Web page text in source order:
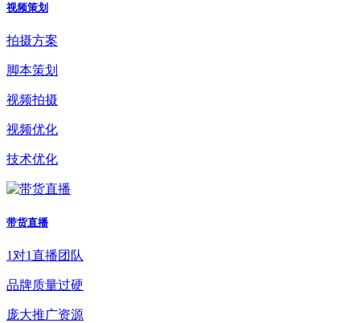
视频策划
拍摄方案
脚本策划
视频拍摄
视频优化
技术优化
带货直播
1对1直播团队
品牌质量过硬
庞大推广资源